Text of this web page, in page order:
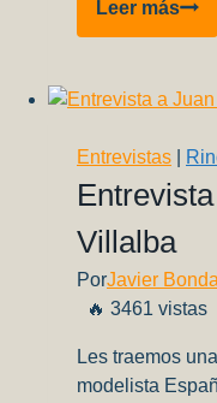
Leer másBf
109
3
del
–
–
con
Entrevistas
Villalba
PorJavier
🔥 3461 vistas
Les traemos
modelista